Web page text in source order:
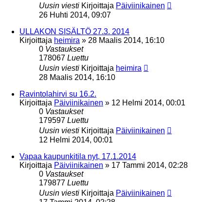
Uusin viesti Kirjoittaja Päiviinikainen
26 Huhti 2014, 09:07
ULLAKON SISÄLTÖ 27.3. 2014
Kirjoittaja heimira » 28 Maalis 2014, 16:10
0 Vastaukset
178067 Luettu
Uusin viesti Kirjoittaja heimira
28 Maalis 2014, 16:10
Ravintolahirvi su 16.2.
Kirjoittaja Päiviinikainen » 12 Helmi 2014, 00:01
0 Vastaukset
179597 Luettu
Uusin viesti Kirjoittaja Päiviinikainen
12 Helmi 2014, 00:01
Vapaa kaupunkitila nyt, 17.1.2014
Kirjoittaja Päiviinikainen » 17 Tammi 2014, 02:28
0 Vastaukset
179877 Luettu
Uusin viesti Kirjoittaja Päiviinikainen